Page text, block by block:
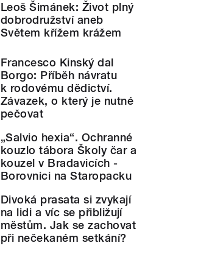
Leoš Šimánek: Život plný
dobrodružství aneb
Světem křížem krážem
Francesco Kinský dal
Borgo: Příběh návratu
k rodovému dědictví.
Závazek, o který je nutné
pečovat
„Salvio hexia“. Ochranné
kouzlo tábora Školy čar a
kouzel v Bradavicích -
Borovnici na Staropacku
Divoká prasata si zvykají
na lidi a víc se přibližují
městům. Jak se zachovat
při nečekaném setkání?